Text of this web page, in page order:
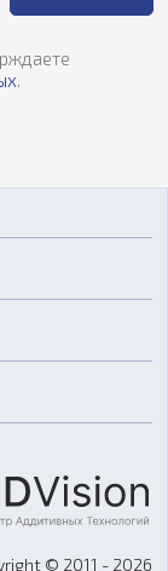
.
© 2011 - 2026